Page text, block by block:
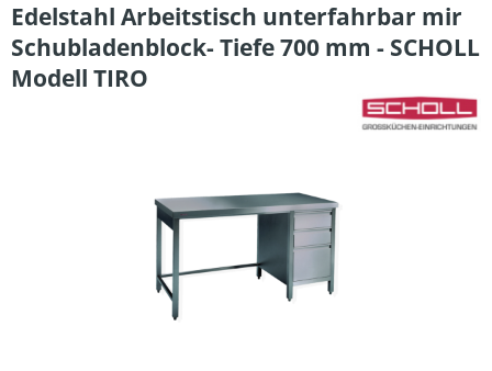
Edelstahl Arbeitstisch unterfahrbar mir
Schubladenblock- Tiefe 700 mm - SCHOLL
Modell TIRO